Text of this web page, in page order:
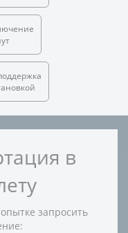
в
запросить